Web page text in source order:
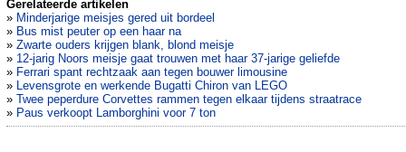
Gerelateerde artikelen
» Minderjarige meisjes gered uit bordeel
» Bus mist peuter op een haar na
» Zwarte ouders krijgen blank, blond meisje
» 12-jarig Noors meisje gaat trouwen met haar 37-jarige geliefde
» Ferrari spant rechtzaak aan tegen bouwer limousine
» Levensgrote en werkende Bugatti Chiron van LEGO
» Twee peperdure Corvettes rammen tegen elkaar tijdens straatrace
» Paus verkoopt Lamborghini voor 7 ton